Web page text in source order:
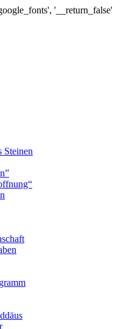
'__return_false'
Steinen